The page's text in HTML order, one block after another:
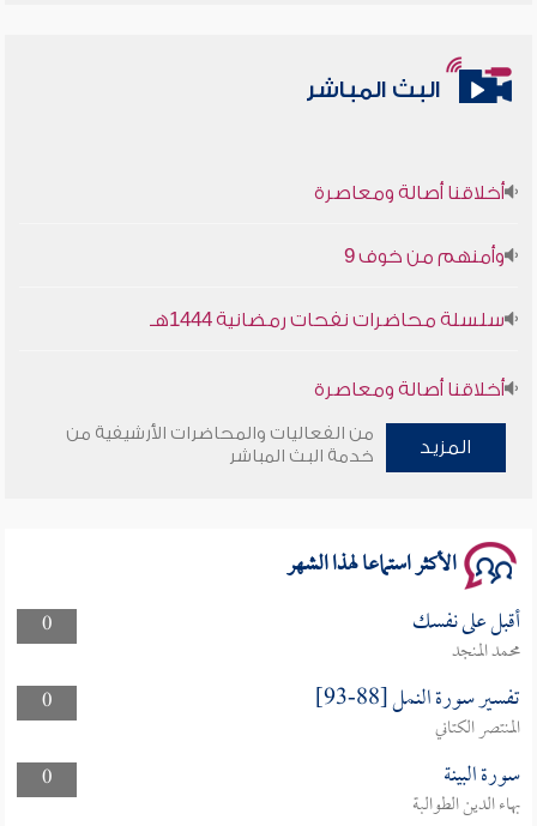
البث المباشر
أخلاقنا أصالة ومعاصرة
وأمنهم من خوف 9
سلسلة محاضرات نفحات رمضانية 1444هـ
أخلاقنا أصالة ومعاصرة
وأمنهم من خوف 9
المزيد
من الفعاليات والمحاضرات الأرشيفية من
خدمة البث المباشر
الأكثر استماعا لهذا الشهر
0 أقبل على نفسك
محمد المنجد
0
تفسير سورة النمل [88-93]
المنتصر الكتاني
0
سورة البينة
بهاء الدين الطوالبة